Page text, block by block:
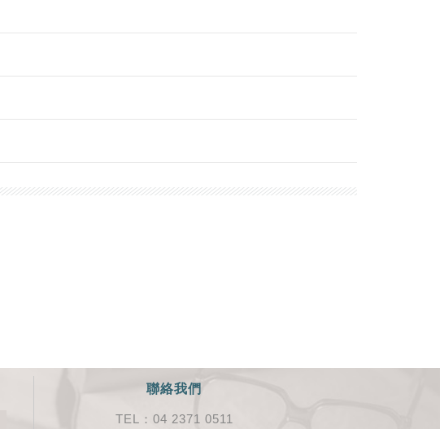
聯絡我們
TEL：04 2371 0511